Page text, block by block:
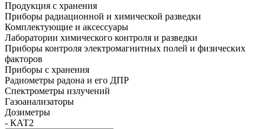
Продукция с хранения
Приборы радиационной и химической разведки
Комплектующие и аксессуары
Лаборатории химического контроля и разведки
Приборы контроля электромагнитных полей и физических
факторов
Приборы с хранения
Радиометры радона и его ДПР
Спектрометры излучений
Газоанализаторы
Дозиметры
- КАТ2